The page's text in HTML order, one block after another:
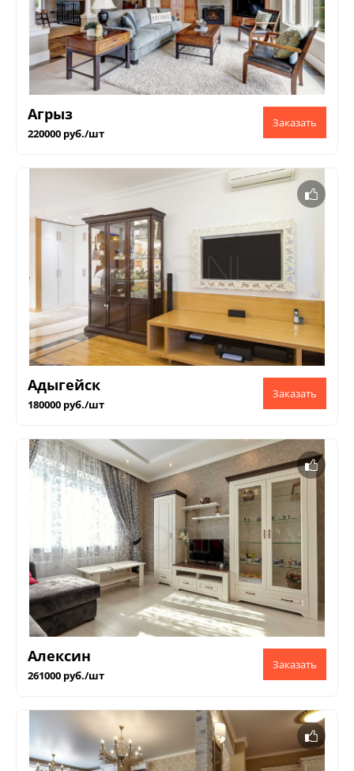
Агрыз
220000 руб./шт
Адыгейск
180000 руб./шт
Алексин
261000 руб./шт